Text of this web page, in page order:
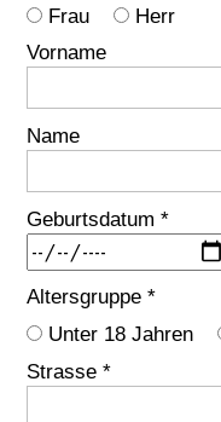
Frau
Herr
Vorname
Name
Geburtsdatum *
Altersgruppe *
Unter 18 Jahren
Strasse *